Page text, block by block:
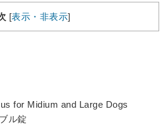
[表示・非表示]
for Midium and Large Dogs
ル錠